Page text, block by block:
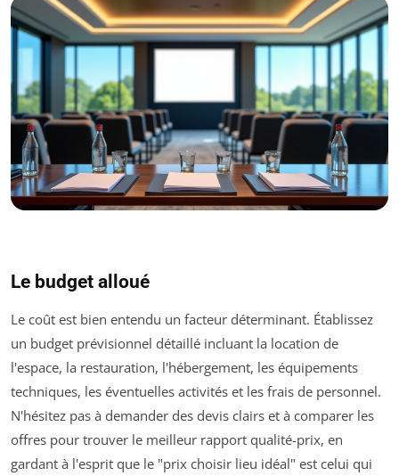
Le budget alloué
Le coût est bien entendu un facteur déterminant. Établissez
un budget prévisionnel détaillé incluant la location de
l'espace, la restauration, l'hébergement, les équipements
techniques, les éventuelles activités et les frais de personnel.
N'hésitez pas à demander des devis clairs et à comparer les
offres pour trouver le meilleur rapport qualité-prix, en
gardant à l'esprit que le "prix choisir lieu idéal" est celui qui